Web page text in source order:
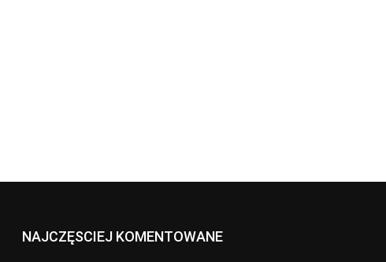
NAJCZĘSCIEJ KOMENTOWANE